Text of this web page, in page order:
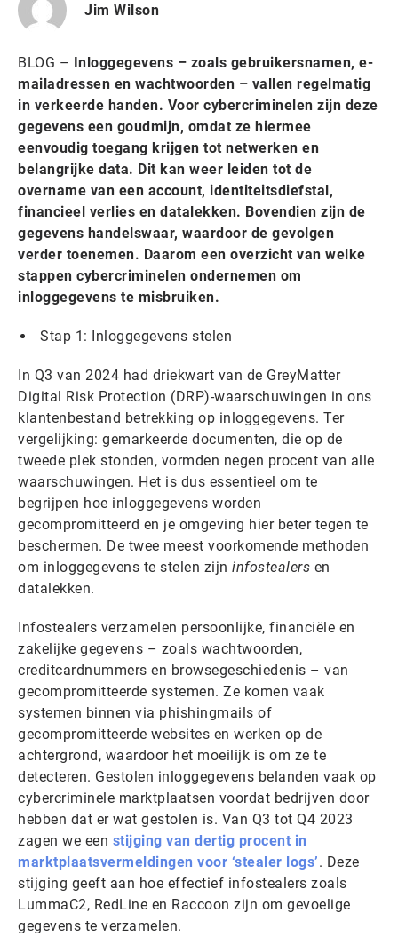
Jim Wilson
BLOG – Inloggegevens – zoals gebruikersnamen, e-
mailadressen en wachtwoorden – vallen regelmatig
in verkeerde handen. Voor cybercriminelen zijn deze
gegevens een goudmijn, omdat ze hiermee
eenvoudig toegang krijgen tot netwerken en
belangrijke data. Dit kan weer leiden tot de
overname van een account, identiteitsdiefstal,
financieel verlies en datalekken. Bovendien zijn de
gegevens handelswaar, waardoor de gevolgen
verder toenemen. Daarom een overzicht van welke
stappen cybercriminelen ondernemen om
inloggegevens te misbruiken.
Stap 1: Inloggegevens stelen
In Q3 van 2024 had driekwart van de GreyMatter
Digital Risk Protection (DRP)-waarschuwingen in ons
klantenbestand betrekking op inloggegevens. Ter
vergelijking: gemarkeerde documenten, die op de
tweede plek stonden, vormden negen procent van alle
waarschuwingen. Het is dus essentieel om te
begrijpen hoe inloggegevens worden
gecompromitteerd en je omgeving hier beter tegen te
beschermen. De twee meest voorkomende methoden
om inloggegevens te stelen zijn infostealers en
datalekken.
Infostealers verzamelen persoonlijke, financiële en
zakelijke gegevens – zoals wachtwoorden,
creditcardnummers en browsegeschiedenis – van
gecompromitteerde systemen. Ze komen vaak
systemen binnen via phishingmails of
gecompromitteerde websites en werken op de
achtergrond, waardoor het moeilijk is om ze te
detecteren. Gestolen inloggegevens belanden vaak op
cybercriminele marktplaatsen voordat bedrijven door
hebben dat er wat gestolen is. Van Q3 tot Q4 2023
zagen we een stijging van dertig procent in
marktplaatsvermeldingen voor ‘stealer logs’. Deze
stijging geeft aan hoe effectief infostealers zoals
LummaC2, RedLine en Raccoon zijn om gevoelige
gegevens te verzamelen.